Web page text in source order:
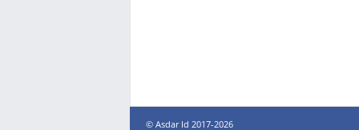
© Asdar Id 2017-2026